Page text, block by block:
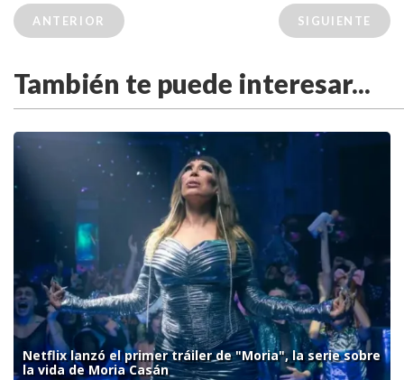
ANTERIOR SIGUIENTE
También te puede interesar...
Netflix lanzó el primer tráiler de "Moria", la serie sobre
la vida de Moria Casán